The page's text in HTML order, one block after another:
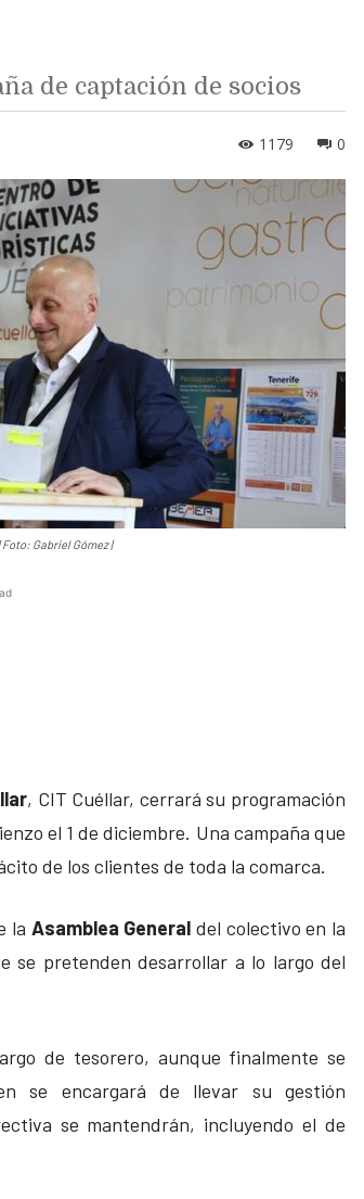
de captación de socios
0
1179
Gabriel Gómez |
, CIT Cuéllar, cerrará su programación
el 1 de diciembre. Una campaña que
de los clientes de toda la comarca.
la Asamblea General del colectivo en la
se pretenden desarrollar a lo largo del
de tesorero, aunque finalmente se
se encargará de llevar su gestión
se mantendrán, incluyendo el de